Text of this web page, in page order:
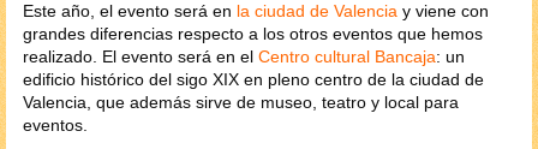
Este año, el evento será en la ciudad de Valencia y viene con
grandes diferencias respecto a los otros eventos que hemos
realizado. El evento será en el Centro cultural Bancaja: un
edificio histórico del sigo XIX en pleno centro de la ciudad de
Valencia, que además sirve de museo, teatro y local para
eventos.